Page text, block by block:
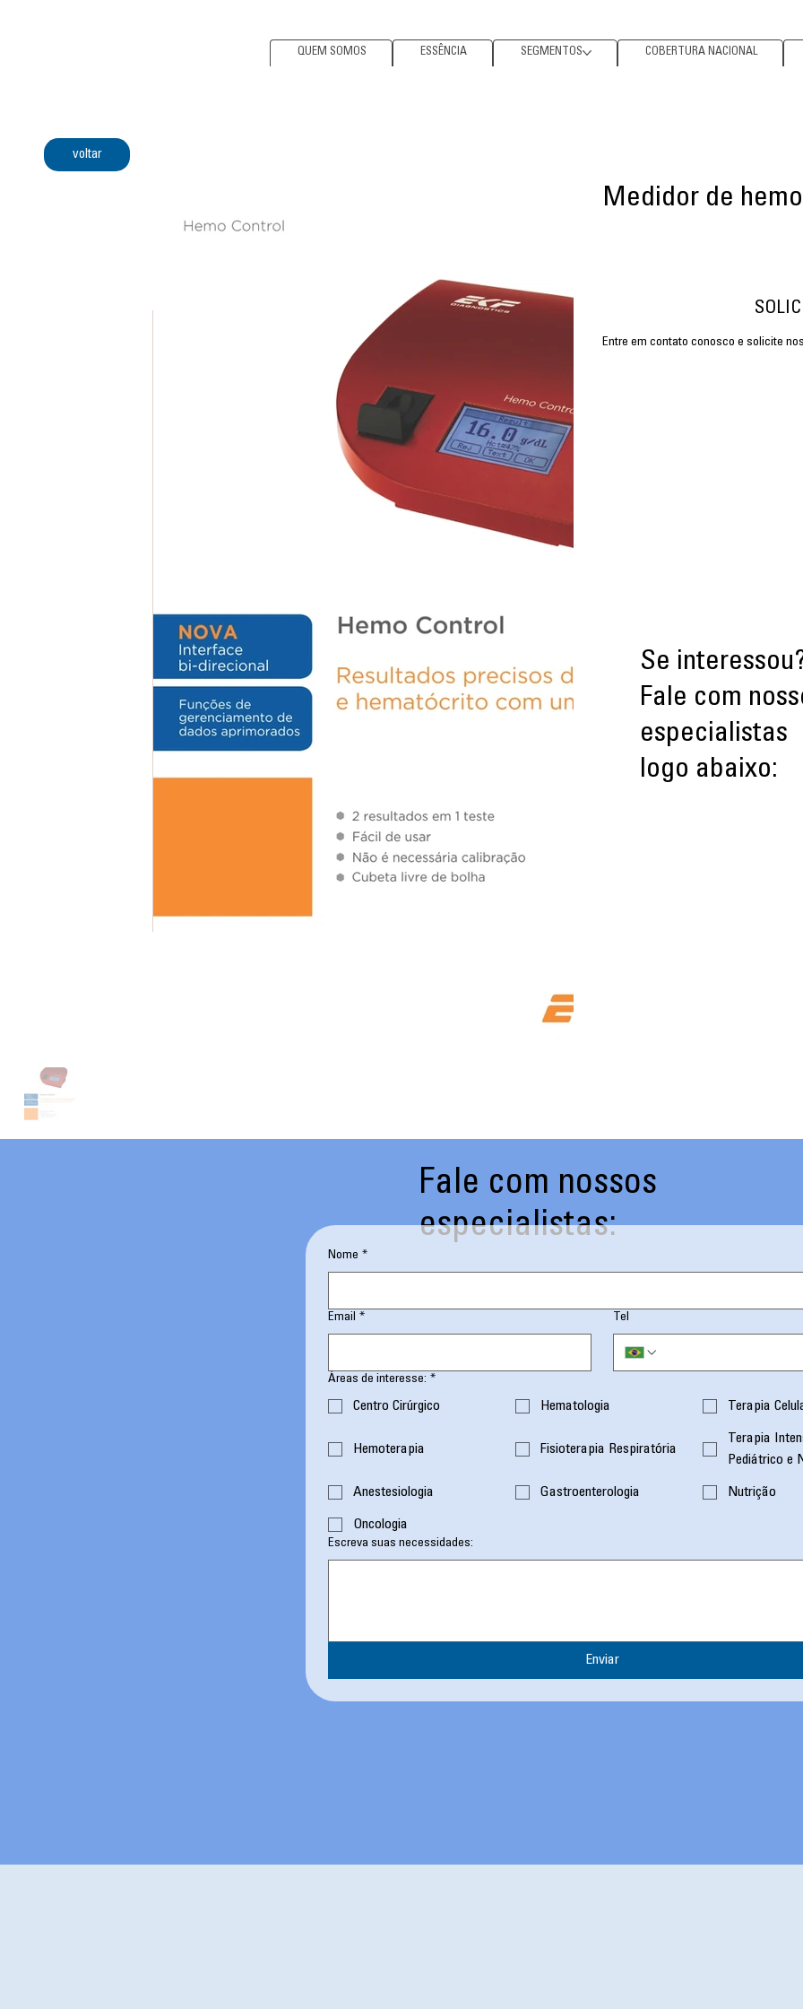
QUEM SOMOS ESSÊNCIA SEGMENTOS COBERTURA NACIONAL
Medidor de
Entre em contato conosco e solicite
voltar
Se
Fale com
especialistas
logo abaixo:
Fale com nossos
especialistas:
Nome *
Email * Tel
Áreas de interesse: *
Centro Cirúrgico Hematologia Terapia
Hemoterapia Fisioterapia Respiratória
Terapia
Pediátrico e
Anestesiologia Gastroenterologia Nutrição
Oncologia
Escreva suas necessidades:
Enviar